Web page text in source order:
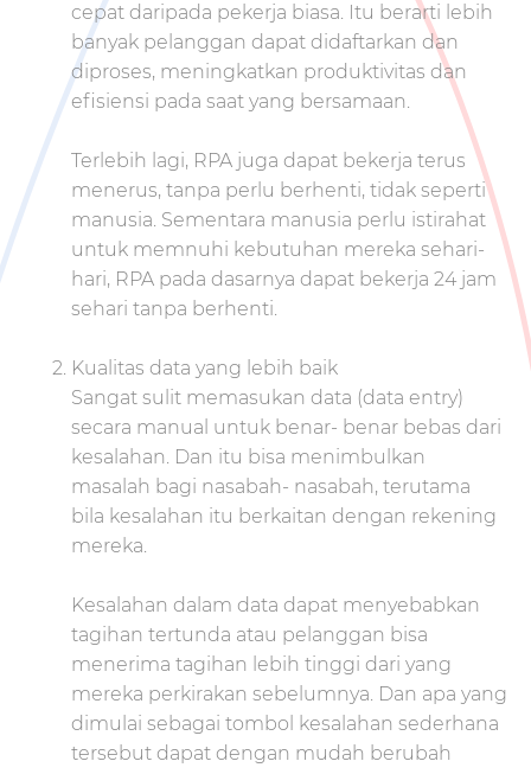
cepat daripada pekerja biasa. Itu berarti lebih
banyak pelanggan dapat didaftarkan dan
diproses, meningkatkan produktivitas dan
efisiensi pada saat yang bersamaan.
Terlebih lagi, RPA juga dapat bekerja terus
menerus, tanpa perlu berhenti, tidak seperti
manusia. Sementara manusia perlu istirahat
untuk memnuhi kebutuhan mereka sehari-
hari, RPA pada dasarnya dapat bekerja 24 jam
sehari tanpa berhenti.
Kualitas data yang lebih baik
Sangat sulit memasukan data (data entry)
secara manual untuk benar- benar bebas dari
kesalahan. Dan itu bisa menimbulkan
masalah bagi nasabah- nasabah, terutama
bila kesalahan itu berkaitan dengan rekening
mereka.
Kesalahan dalam data dapat menyebabkan
tagihan tertunda atau pelanggan bisa
menerima tagihan lebih tinggi dari yang
mereka perkirakan sebelumnya. Dan apa yang
dimulai sebagai tombol kesalahan sederhana
tersebut dapat dengan mudah berubah